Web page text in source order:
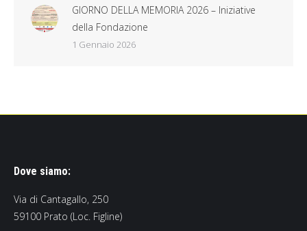
GIORNO DELLA MEMORIA 2026 – Iniziative
della Fondazione
1 Gennaio 2026
Dove siamo:
Via di Cantagallo, 250
59100 Prato (Loc. Figline)